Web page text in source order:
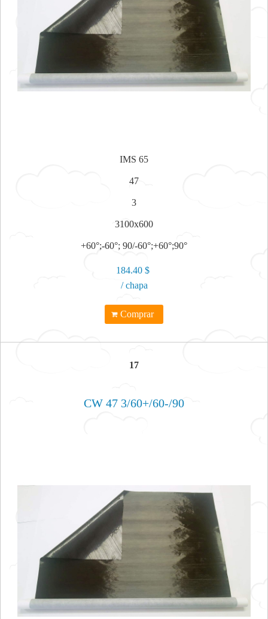
IMS 65
47
3
3100x600
+60°;-60°; 90/-60°;+60°;90°
184.40 $
/ chapa
Comprar
17
CW 47 3/60+/60-/90